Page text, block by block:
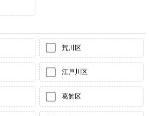
荒川区
江戸川区
葛飾区